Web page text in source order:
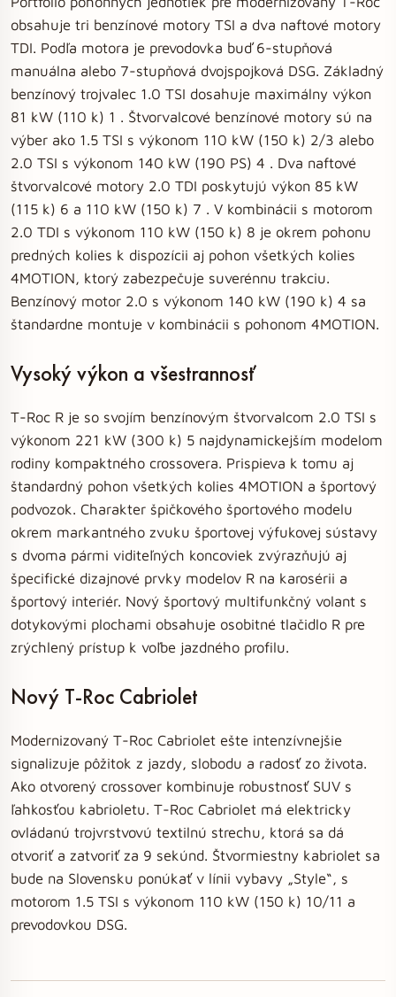
obsahuje tri benzínové motory TSI a dva naftové motory
TDI. Podľa motora je prevodovka buď 6-stupňová
manuálna alebo 7-stupňová dvojspojková DSG. Základný
benzínový trojvalec 1.0 TSI dosahuje maximálny výkon
81 kW (110 k) 1 . Štvorvalcové benzínové motory sú na
výber ako 1.5 TSI s výkonom 110 kW (150 k) 2/3 alebo
2.0 TSI s výkonom 140 kW (190 PS) 4 . Dva naftové
štvorvalcové motory 2.0 TDI poskytujú výkon 85 kW
(115 k) 6 a 110 kW (150 k) 7 . V kombinácii s motorom
2.0 TDI s výkonom 110 kW (150 k) 8 je okrem pohonu
predných kolies k dispozícii aj pohon všetkých kolies
4MOTION, ktorý zabezpečuje suverénnu trakciu.
Benzínový motor 2.0 s výkonom 140 kW (190 k) 4 sa
štandardne montuje v kombinácii s pohonom 4MOTION.
Vysoký výkon a všestrannosť
T-Roc R je so svojím benzínovým štvorvalcom 2.0 TSI s
výkonom 221 kW (300 k) 5 najdynamickejším modelom
rodiny kompaktného crossovera. Prispieva k tomu aj
štandardný pohon všetkých kolies 4MOTION a športový
podvozok. Charakter špičkového športového modelu
okrem markantného zvuku športovej výfukovej sústavy
s dvoma pármi viditeľných koncoviek zvýrazňujú aj
špecifické dizajnové prvky modelov R na karosérii a
športový interiér. Nový športový multifunkčný volant s
dotykovými plochami obsahuje osobitné tlačidlo R pre
zrýchlený prístup k voľbe jazdného profilu.
Nový T-Roc Cabriolet
Modernizovaný T-Roc Cabriolet ešte intenzívnejšie
signalizuje pôžitok z jazdy, slobodu a radosť zo života.
Ako otvorený crossover kombinuje robustnosť SUV s
ľahkosťou kabrioletu. T-Roc Cabriolet má elektricky
ovládanú trojvrstvovú textilnú strechu, ktorá sa dá
otvoriť a zatvoriť za 9 sekúnd. Štvormiestny kabriolet sa
bude na Slovensku ponúkať v línii vybavy „Style“, s
motorom 1.5 TSI s výkonom 110 kW (150 k) 10/11 a
prevodovkou DSG.